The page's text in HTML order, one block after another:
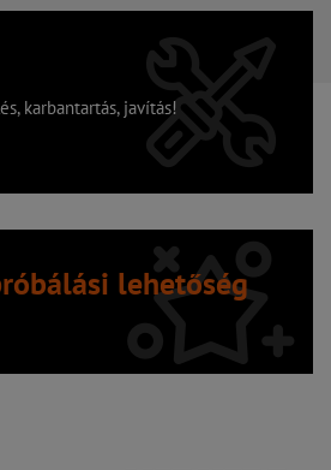
karbantartás, javítás!
lehetőség